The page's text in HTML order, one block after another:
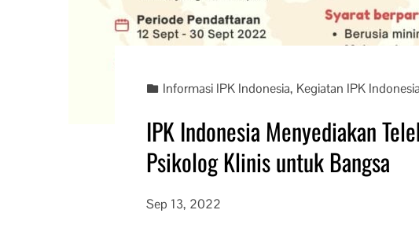
Informasi IPK Indonesia, Kegiatan IPK Indonesia
IPK Indonesia Menyediakan
Psikolog Klinis untuk Bangsa
Sep 13, 2022